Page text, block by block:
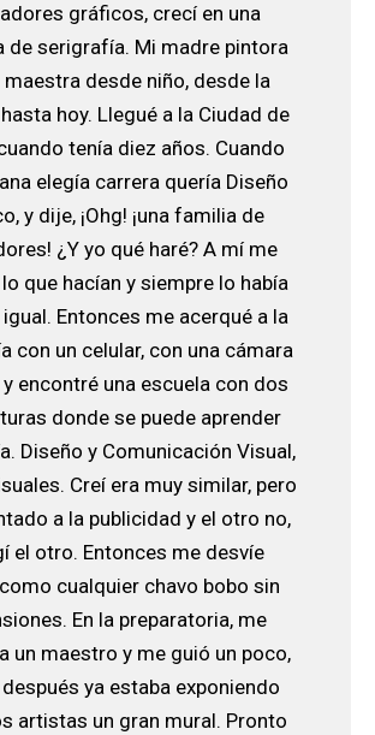
gráficos, crecí en una
de serigrafía. Mi madre pintora
desde niño, desde la
hoy. Llegué a la Ciudad de
tenía diez años. Cuando
elegía carrera quería Diseño
y dije, ¡Ohg! ¡una familia de
¿Y yo qué haré? A mí me
que hacían y siempre lo había
Entonces me acerqué a la
con un celular, con una cámara
y encontré una escuela con dos
donde se puede aprender
Diseño y Comunicación Visual,
Creí era muy similar, pero
a la publicidad y el otro no,
el otro. Entonces me desvíe
cualquier chavo bobo sin
En la preparatoria, me
un maestro y me guió un poco,
ya estaba exponiendo
artistas un gran mural. Pronto